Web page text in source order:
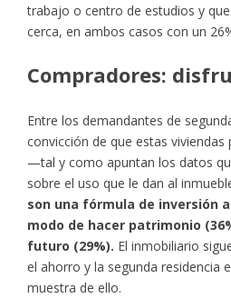
trabajo o centro de estudios y
cerca, en ambos casos con un
Compradores:
Entre los demandantes de
convicción de que estas viviendas
—tal y como apuntan los datos
sobre el uso que le dan al
son una fórmula de inversión
modo de hacer patrimonio
futuro (29%). El inmobiliario
el ahorro y la segunda residencia
muestra de ello.